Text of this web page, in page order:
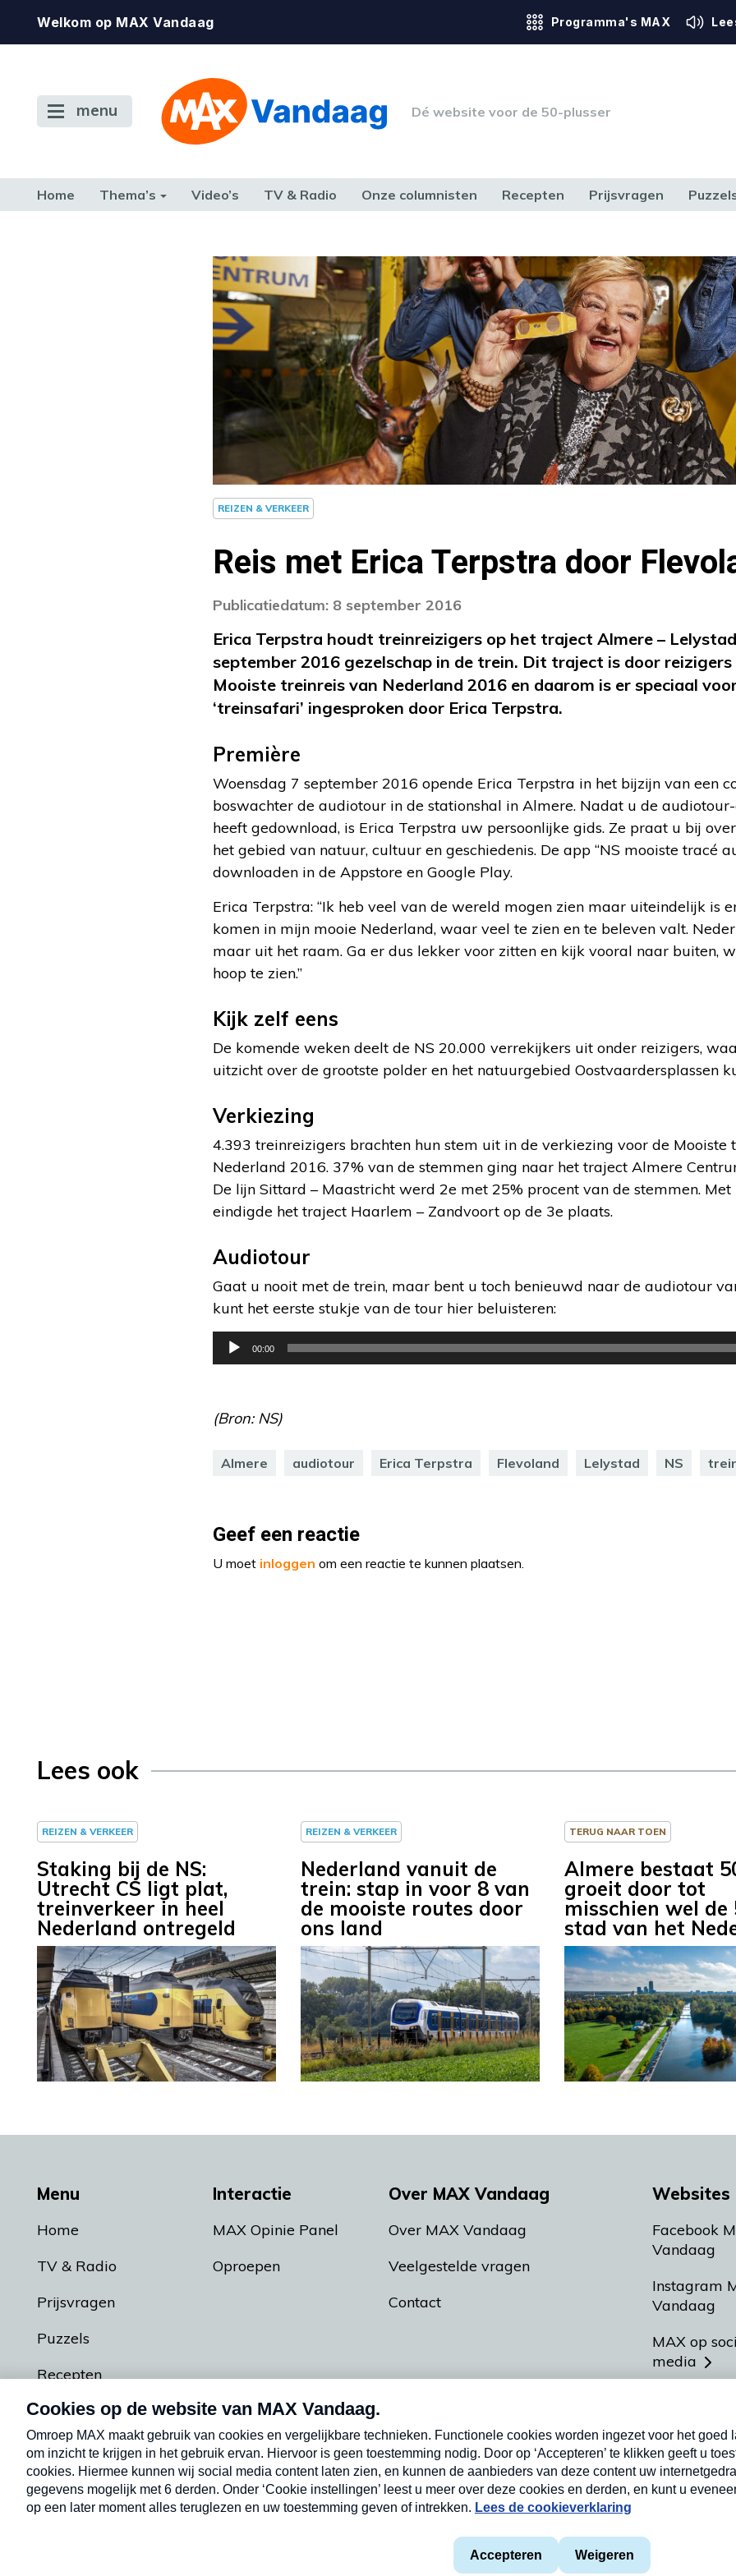
Welkom op MAX Vandaag Programma's MAX
menu Dé website voor de 50-plusser
Home Thema’s Video’s TV & Radio Onze columnisten Recepten Prijsvragen
REIZEN & VERKEER
Reis met Erica Terpstra door
Publicatiedatum: 8 september 2016
Erica Terpstra houdt treinreizigers op het traject Almere –
september 2016 gezelschap in de trein. Dit traject is door
Mooiste treinreis van Nederland 2016 en daarom is er speciaal
‘treinsafari’ ingesproken door Erica Terpstra.
Première
Woensdag 7 september 2016 opende Erica Terpstra in het bijzijn van een
boswachter de audiotour in de stationshal in Almere. Nadat u de
heeft gedownload, is Erica Terpstra uw persoonlijke gids. Ze praat u bij
het gebied van natuur, cultuur en geschiedenis. De app “NS mooiste tracé
downloaden in de Appstore en Google Play.
Erica Terpstra: “Ik heb veel van de wereld mogen zien maar uiteindelijk is
komen in mijn mooie Nederland, waar veel te zien en te beleven valt.
maar uit het raam. Ga er dus lekker voor zitten en kijk vooral naar buiten,
hoop te zien.”
Kijk zelf eens
De komende weken deelt de NS 20.000 verrekijkers uit onder reizigers,
uitzicht over de grootste polder en het natuurgebied Oostvaardersplassen
Verkiezing
4.393 treinreizigers brachten hun stem uit in de verkiezing voor de Mooiste
Nederland 2016. 37% van de stemmen ging naar het traject Almere
De lijn Sittard – Maastricht werd 2e met 25% procent van de stemmen.
eindigde het traject Haarlem – Zandvoort op de 3e plaats.
Audiotour
Gaat u nooit met de trein, maar bent u toch benieuwd naar de audiotour
kunt het eerste stukje van de tour hier beluisteren:
Audiospeler
00:00
(Bron: NS)
Almere audiotour Erica Terpstra Flevoland Lelystad NS
Geef een reactie
U moet inloggen om een reactie te kunnen plaatsen.
Lees ook
REIZEN & VERKEER
Staking bij de NS:
Utrecht CS ligt plat,
treinverkeer in heel
Nederland ontregeld
REIZEN & VERKEER
Nederland vanuit de
trein: stap in voor 8 van
de mooiste routes door
ons land
TERUG NAAR TOEN
Almere bestaat
groeit door tot
misschien wel de
stad van het
Menu
Home
TV & Radio
Prijsvragen
Puzzels
Recepten
Podcasts
Interactie
MAX Opinie Panel
Oproepen
Over MAX Vandaag
Over MAX Vandaag
Veelgestelde vragen
Contact
Websites
Facebook
Vandaag
Instagram
Vandaag
MAX op
media
Meldpunt
Heel
Privacyverklaring Cookieverklaring